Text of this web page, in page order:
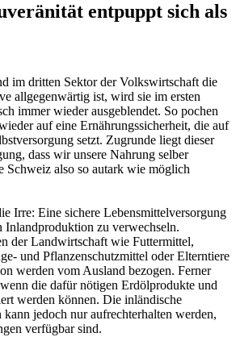
entpuppt sich als
im dritten Sektor der Volkswirtschaft die
allgegenwärtig ist, wird sie im ersten
immer wieder ausgeblendet. So pochen
auf eine Ernährungssicherheit, die auf
setzt. Zugrunde liegt dieser
dass wir unsere Nahrung selber
Schweiz also so autark wie möglich
Irre: Eine sichere Lebensmittelversorgung
Inlandproduktion zu verwechseln.
der Landwirtschaft wie Futtermittel,
und Pflanzenschutzmittel oder Elterntiere
werden vom Ausland bezogen. Ferner
die dafür nötigen Erdölprodukte und
werden können. Die inländische
jedoch nur aufrechterhalten werden,
verfügbar sind.